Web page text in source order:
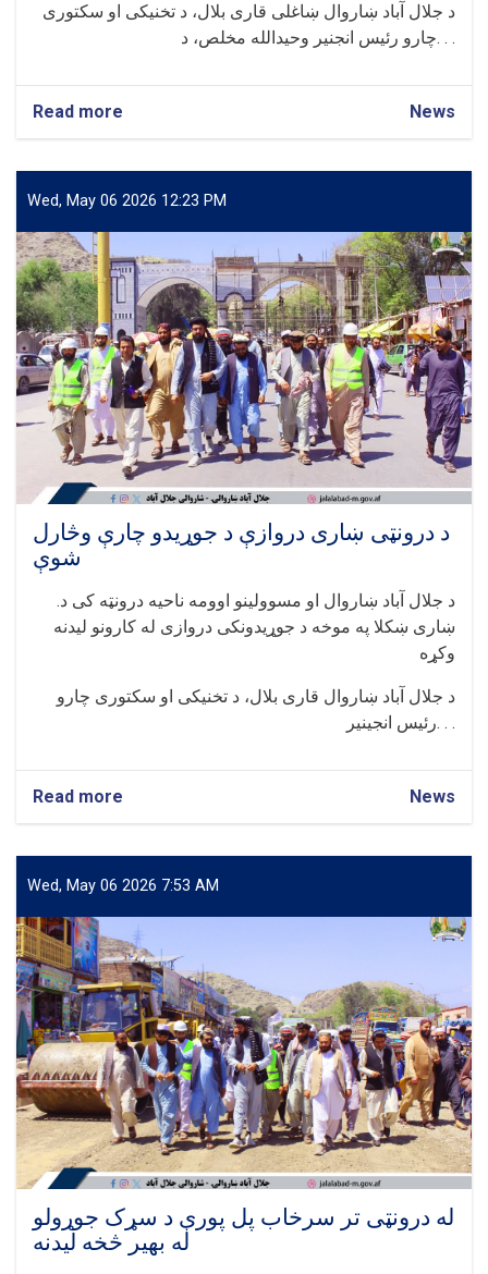
د جلال آباد ښاروال ښاغلی قاری بلال، د تخنیکی او سکتوری
چارو رئیس انجنیر وحیدالله مخلص، د. . .
Read more
د
آباد
ښار
سیخدارو
ویالو
پروژې
څارنه
وشوه
News
Wed, May 06 2026 12:23 PM
د درونټی ښاری دروازې د جوړیدو چارې وڅارل
شوې
.د جلال آباد ښاروال او مسوولینو اوومه ناحیه درونټه کی د
ښاری ښکلا په موخه د جوړیدونکی دروازی له کارونو لیدنه
وکړه
د جلال آباد ښاروال قاری بلال، د تخنیکی او سکتوری چارو
رئیس انجینیر. . .
Read more
د
ښاری
دروازې
جوړیدو
چارې
وڅارل
شوې
News
Wed, May 06 2026 7:53 AM
له درونټی تر سرخاب پل پورې د سړک جوړولو
له بهیر څخه لیدنه